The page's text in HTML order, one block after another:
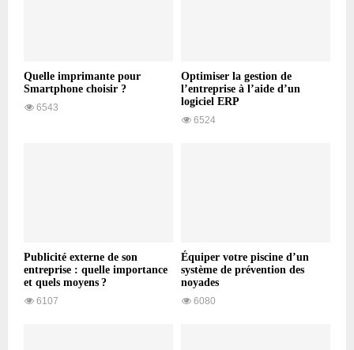
Quelle imprimante pour
Smartphone choisir ?
6543
Optimiser la gestion de
l’entreprise à l’aide d’un
logiciel ERP
6524
Publicité externe de son
entreprise : quelle importance
et quels moyens ?
6107
Équiper votre piscine d’un
système de prévention des
noyades
6080